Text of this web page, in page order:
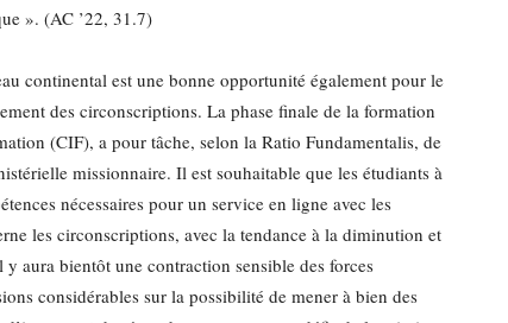
». (AC ’22, 31.7)
continental est une bonne opportunité également pour le
des circonscriptions. La phase finale de la formation
(CIF), a pour tâche, selon la Ratio Fundamentalis, de
missionnaire. Il est souhaitable que les étudiants à
nécessaires pour un service en ligne avec les
les circonscriptions, avec la tendance à la diminution et
aura bientôt une contraction sensible des forces
considérables sur la possibilité de mener à bien des